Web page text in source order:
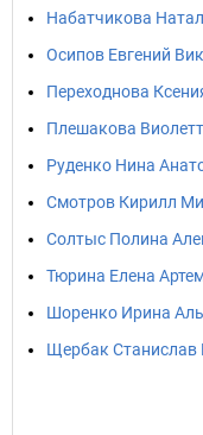
Набатчикова
Осипов Евгений
Переходнова
Плешакова
Руденко Нина
Смотров Кирилл
Солтыс Полина
Тюрина Елена
Шоренко Ирина
Щербак Станислав